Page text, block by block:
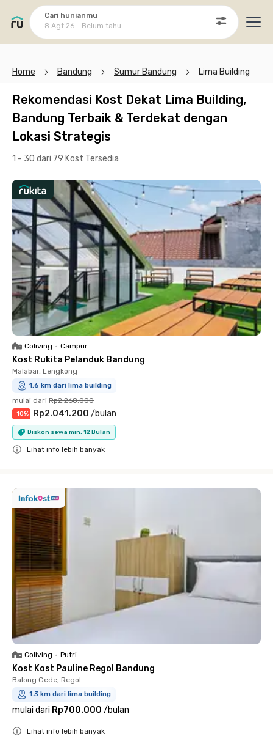
Cari hunianmu
8 Agt 26 - Belum tahu
Home Bandung Sumur Bandung Lima Building
Rekomendasi Kost Dekat Lima Building,
Bandung Terbaik & Terdekat dengan
Lokasi Strategis
1 - 30 dari 79 Kost Tersedia
Coliving • Campur
Kost Rukita Pelanduk Bandung
Malabar, Lengkong
1.6 km dari lima building
mulai dari Rp2.268.000
-10% Rp2.041.200 /bulan
Diskon sewa min. 12 Bulan
Lihat info lebih banyak
Coliving • Putri
Kost Kost Pauline Regol Bandung
Balong Gede, Regol
1.3 km dari lima building
mulai dari Rp700.000 /bulan
Lihat info lebih banyak